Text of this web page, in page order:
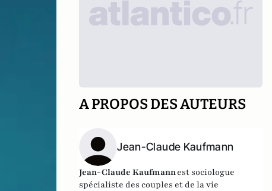
A PROPOS DES AUTEURS
Jean-Claude Kaufmann
Jean-Claude Kaufmannest sociologue
spécialiste des couples et de la vie